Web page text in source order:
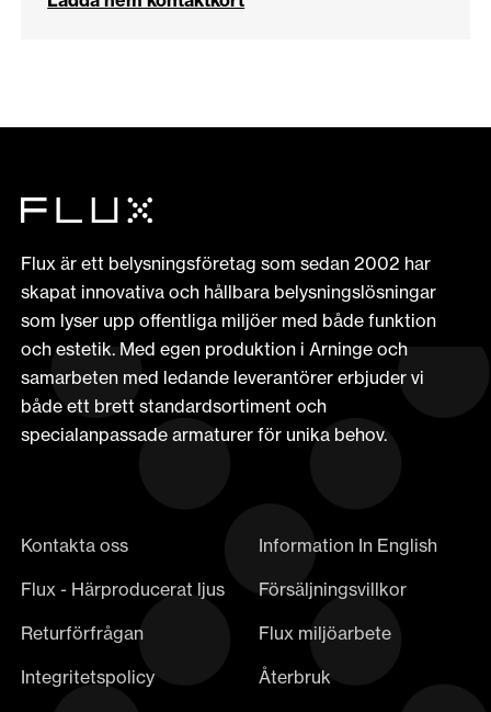
Flux är ett belysningsföretag som sedan 2002 har
skapat innovativa och hållbara belysningslösningar
som lyser upp offentliga miljöer med både funktion
och estetik. Med egen produktion i Arninge och
samarbeten med ledande leverantörer erbjuder vi
både ett brett standardsortiment och
specialanpassade armaturer för unika behov.
Kontakta oss
Information In English
Flux - Härproducerat ljus
Försäljningsvillkor
Returförfrågan
Flux miljöarbete
Integritetspolicy
Återbruk